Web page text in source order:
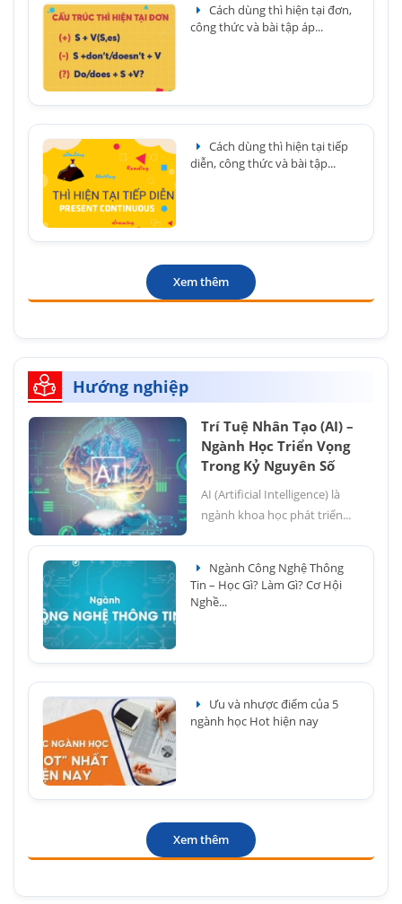
Cách dùng thì hiện tại đơn,
công thức và bài tập áp...
Cách dùng thì hiện tại tiếp
diễn, công thức và bài tập...
Xem thêm
Hướng nghiệp
Trí Tuệ Nhân Tạo (AI) –
Ngành Học Triển Vọng
Trong Kỷ Nguyên Số
AI (Artificial Intelligence) là
ngành khoa học phát triển...
Ngành Công Nghệ Thông
Tin – Học Gì? Làm Gì? Cơ Hội
Nghề...
Ưu và nhược điểm của 5
ngành học Hot hiện nay
Xem thêm